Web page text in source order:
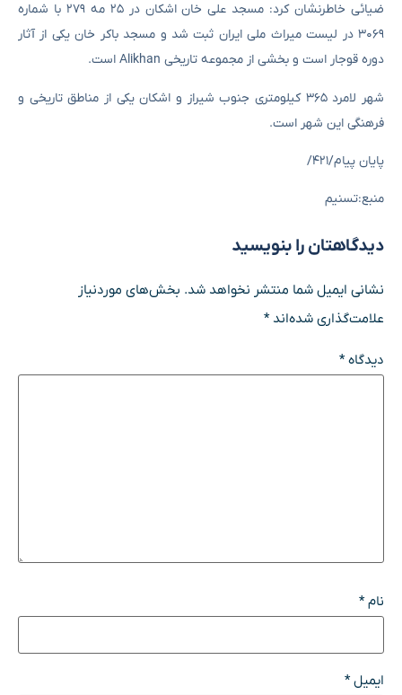
ضیائی خاطرنشان کرد: مسجد علی خان اشکان در ۲۵ مه ۲۷۹ با شماره
۳۰۶۹ در لیست میراث ملی ایران ثبت شد و مسجد باکر خان یکی از آثار
دوره قوجار است و بخشی از مجموعه تاریخی Alikhan است.
شهر لامرد ۳۶۵ کیلومتری جنوب شیراز و اشکان یکی از مناطق تاریخی و
فرهنگی این شهر است.
پایان پیام/۴۲۱/
منبع:تسنیم
دیدگاهتان را بنویسید
نشانی ایمیل شما منتشر نخواهد شد. بخش‌های موردنیاز
علامت‌گذاری شده‌اند*
دیدگاه*
نام*
ایمیل*